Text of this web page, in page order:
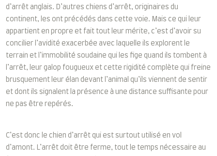
d’arrêt anglais. D’autres chiens d’arrêt, originaires du
continent, les ont précédés dans cette voie. Mais ce qui leur
appartient en propre et fait tout leur mérite, c’est d’avoir su
concilier l’avidité exacerbée avec laquelle ils explorent le
terrain et l’immobilité soudaine qui les fige quand ils tombent à
l’arrêt, leur galop fougueux et cette rigidité complète qui freine
brusquement leur élan devant l’animal qu’ils viennent de sentir
et dont ils signalent la présence à une distance suffisante pour
ne pas être repérés.
C’est donc le chien d’arrêt qui est surtout utilisé en vol
d’amont. L’arrêt doit être ferme, tout le temps nécessaire au